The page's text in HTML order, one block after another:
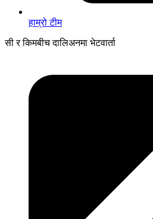
हाम्रो टीम
सी र किमबीच दालिअनमा भेटवार्ता